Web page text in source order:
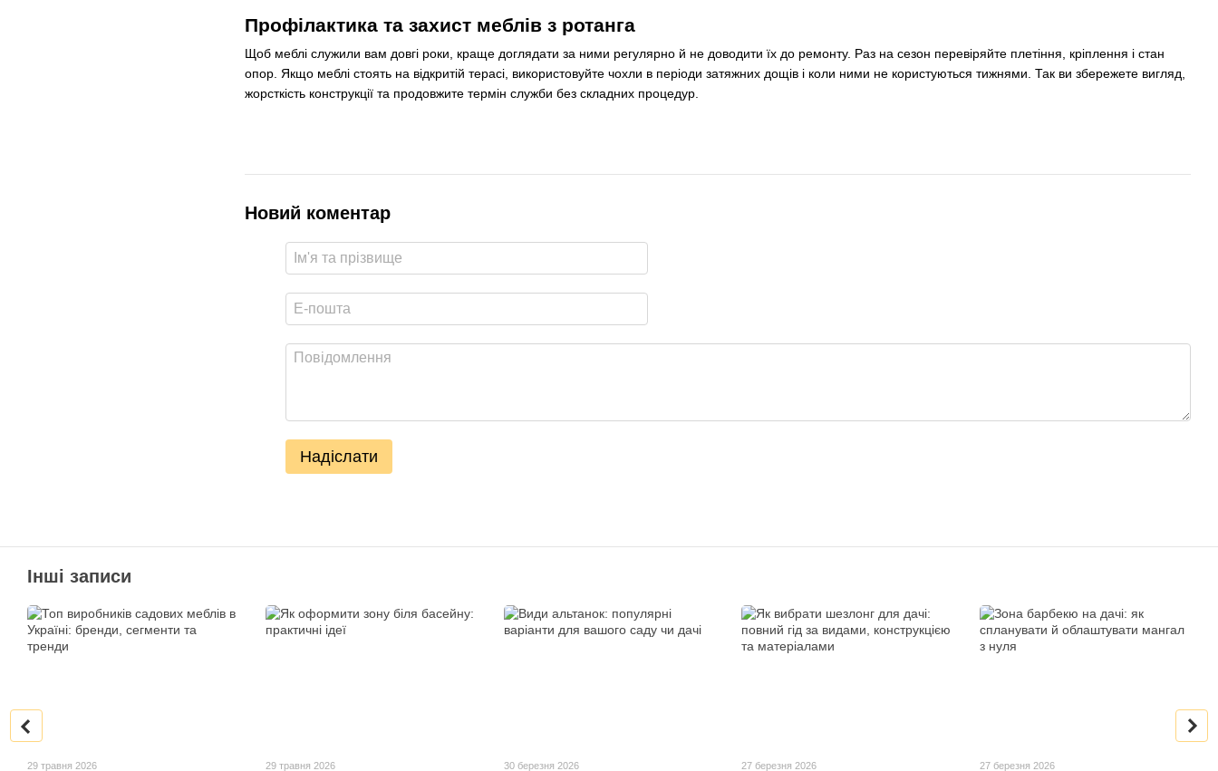
Профілактика та захист меблів з ротанга
Щоб меблі служили вам довгі роки, краще доглядати за ними регулярно й не доводити їх до ремонту. Раз на сезон перевіряйте плетіння, кріплення і стан
опор. Якщо меблі стоять на відкритій терасі, використовуйте чохли в періоди затяжних дощів і коли ними не користуються тижнями. Так ви збережете вигляд,
жорсткість конструкції та продовжите термін служби без складних процедур.
Новий коментар
Надіслати
Інші записи
29 травня 2026 29 травня 2026 30 березня 2026 27 березня 2026 27 березня 2026